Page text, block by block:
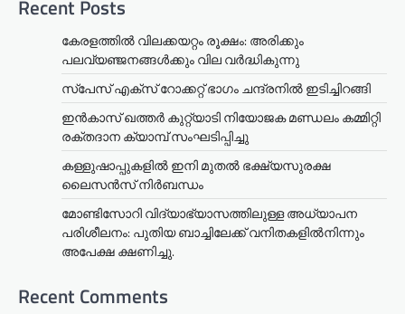
Recent Posts
കേരളത്തില്‍ വിലക്കയറ്റം രൂക്ഷം: അരിക്കും
പലവ്യഞ്ജനങ്ങള്‍ക്കും വില വർദ്ധികുന്നു
സ്‌പേസ് എക്‌സ് റോക്കറ്റ് ഭാഗം ചന്ദ്രനില്‍ ഇടിച്ചിറങ്ങി
ഇൻകാസ് ഖത്തർ കുറ്റ്യാടി നിയോജക മണ്ഡലം കമ്മിറ്റി
രക്തദാന ക്യാമ്പ് സംഘടിപ്പിച്ചു
കള്ളുഷാപ്പുകളിൽ ഇനി മുതൽ ഭക്ഷ്യസുരക്ഷ
ലൈസൻസ് നിർബന്ധം
മോണ്ടിസോറി വിദ്യാഭ്യാസത്തിലുള്ള അധ്യാപന
പരിശീലനം: പുതിയ ബാച്ചിലേക്ക് വനിതകളിൽനിന്നും
അപേക്ഷ ക്ഷണിച്ചു.
Recent Comments